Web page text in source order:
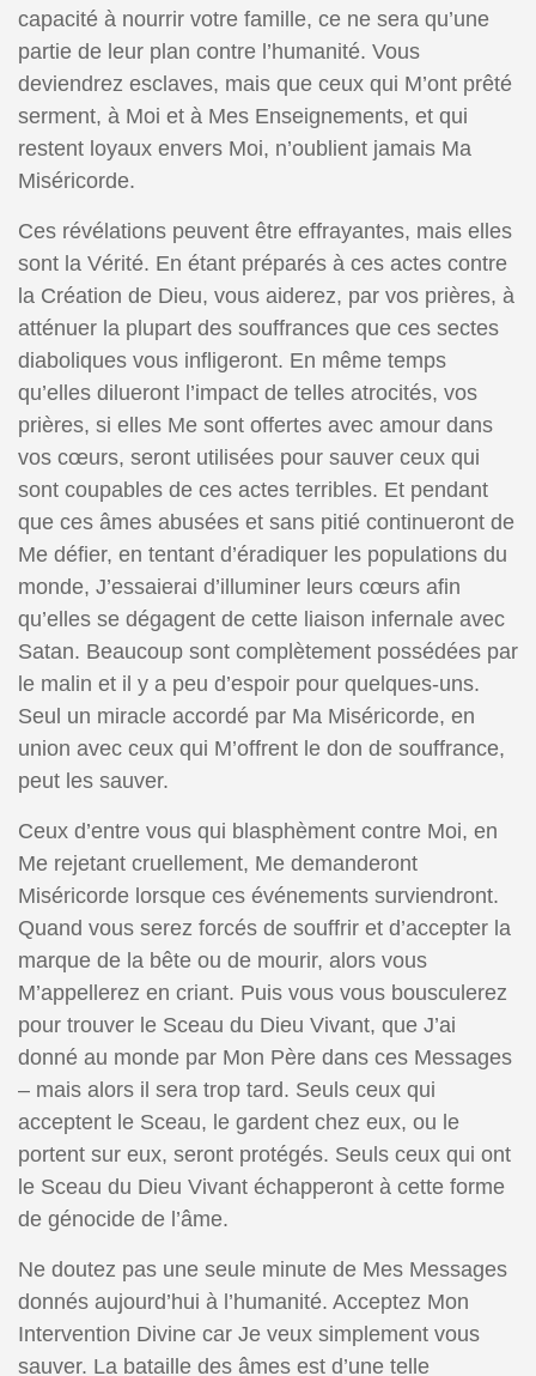
capacité à nourrir votre famille, ce ne sera qu’une
partie de leur plan contre l’humanité. Vous
deviendrez esclaves, mais que ceux qui M’ont prêté
serment, à Moi et à Mes Enseignements, et qui
restent loyaux envers Moi, n’oublient jamais Ma
Miséricorde.
Ces révélations peuvent être effrayantes, mais elles
sont la Vérité. En étant préparés à ces actes contre
la Création de Dieu, vous aiderez, par vos prières, à
atténuer la plupart des souffrances que ces sectes
diaboliques vous infligeront. En même temps
qu’elles dilueront l’impact de telles atrocités, vos
prières, si elles Me sont offertes avec amour dans
vos cœurs, seront utilisées pour sauver ceux qui
sont coupables de ces actes terribles. Et pendant
que ces âmes abusées et sans pitié continueront de
Me défier, en tentant d’éradiquer les populations du
monde, J’essaierai d’illuminer leurs cœurs afin
qu’elles se dégagent de cette liaison infernale avec
Satan. Beaucoup sont complètement possédées par
le malin et il y a peu d’espoir pour quelques-uns.
Seul un miracle accordé par Ma Miséricorde, en
union avec ceux qui M’offrent le don de souffrance,
peut les sauver.
Ceux d’entre vous qui blasphèment contre Moi, en
Me rejetant cruellement, Me demanderont
Miséricorde lorsque ces événements surviendront.
Quand vous serez forcés de souffrir et d’accepter la
marque de la bête ou de mourir, alors vous
M’appellerez en criant. Puis vous vous bousculerez
pour trouver le Sceau du Dieu Vivant, que J’ai
donné au monde par Mon Père dans ces Messages
– mais alors il sera trop tard. Seuls ceux qui
acceptent le Sceau, le gardent chez eux, ou le
portent sur eux, seront protégés. Seuls ceux qui ont
le Sceau du Dieu Vivant échapperont à cette forme
de génocide de l’âme.
Ne doutez pas une seule minute de Mes Messages
donnés aujourd’hui à l’humanité. Acceptez Mon
Intervention Divine car Je veux simplement vous
sauver. La bataille des âmes est d’une telle